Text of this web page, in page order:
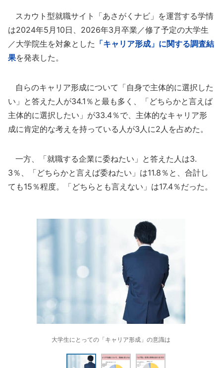
スカウト型就職サイト「あさがくナビ」を運営する学情
は2024年5月10日、2026年3月卒業／修了予定の大学生
／大学院生を対象とした 「キャリア形成」に関する調査結
果を発表した。
自らのキャリア形成について「自身で主体的に選択した
い」と答えた人が34.1％と最も多く、「どちらかと言えば
主体的に選択したい」が33.4％で、主体的なキャリア形
成に肯定的な考えを持っている人が3人に2人を占めた。
一方、「就職する企業に委ねたい」と答えた人は3.
3％、「どちらかと言えば委ねたい」は11.8％と、合計し
ても15％程度。「どちらとも言えない」は17.4％だった。
大学生にとっての「キャリア形成」の意識は